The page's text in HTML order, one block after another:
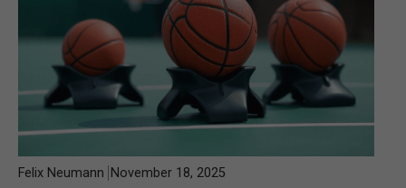
Felix Neumann November 18, 2025